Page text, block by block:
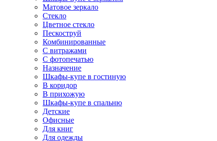
Матовое зеркало
Стекло
Цветное стекло
Пескоструй
Комбинированные
С витражами
С фотопечатью
Назначение
Шкафы-купе в гостиную
В коридор
В прихожую
Шкафы-купе в спальню
Детские
Офисные
Для книг
Для одежды